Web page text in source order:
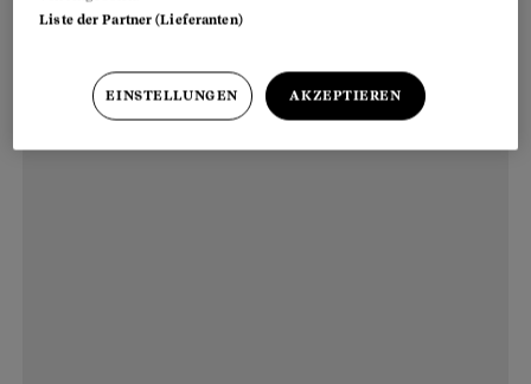
Liste der Partner (Lieferanten)
EINSTELLUNGEN AKZEPTIEREN